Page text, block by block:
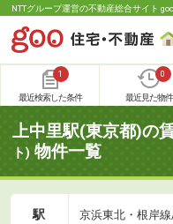
NTTグループ運営の不動産総合サイト
1
最近検索した条件
0
最近見た物件
上中里駅(東京都)の
ト) 物件一覧
駅 京浜東北・根岸